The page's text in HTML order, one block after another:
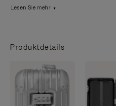
Lesen Sie mehr
Produktdetails